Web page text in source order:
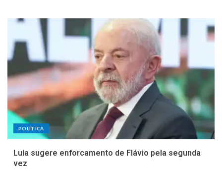
POLÍTICA
Lula sugere enforcamento de Flávio pela segunda
vez